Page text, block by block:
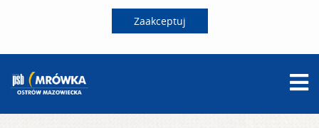
Zaakceptuj